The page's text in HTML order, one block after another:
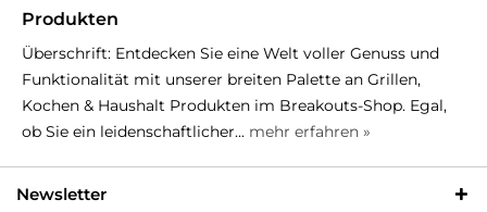
Produkten
Überschrift: Entdecken Sie eine Welt voller Genuss und
Funktionalität mit unserer breiten Palette an Grillen,
Kochen & Haushalt Produkten im Breakouts-Shop. Egal,
ob Sie ein leidenschaftlicher... mehr erfahren »
Newsletter